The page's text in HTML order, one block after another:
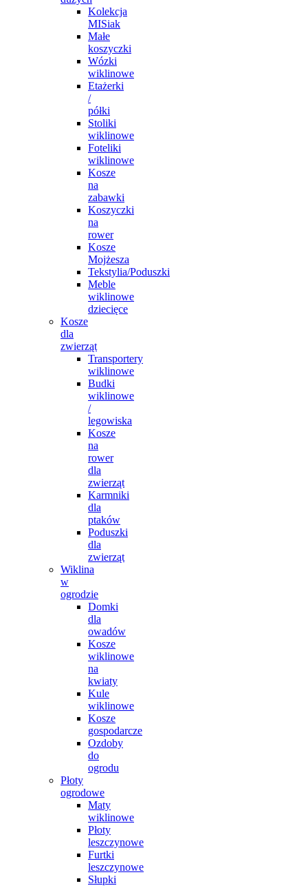
Kolekcja
MISiak
Małe
koszyczki
Wózki
wiklinowe
Etażerki
/
półki
Stoliki
wiklinowe
Foteliki
wiklinowe
Kosze
na
zabawki
Koszyczki
na
rower
Kosze
Mojżesza
Tekstylia/Poduszki
Meble
wiklinowe
dziecięce
Kosze
dla
zwierząt
Transportery
wiklinowe
Budki
wiklinowe
/
legowiska
Kosze
na
rower
dla
zwierząt
Karmniki
dla
ptaków
Poduszki
dla
zwierząt
Wiklina
w
ogrodzie
Domki
dla
owadów
Kosze
wiklinowe
na
kwiaty
Kule
wiklinowe
Kosze
gospodarcze
Ozdoby
do
ogrodu
Płoty
ogrodowe
Maty
wiklinowe
Płoty
leszczynowe
Furtki
leszczynowe
Słupki